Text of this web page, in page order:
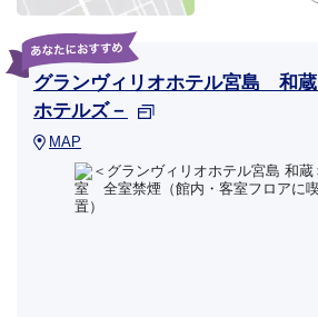
グランヴィリオホテル宮島 和
ホテルズ－
MAP